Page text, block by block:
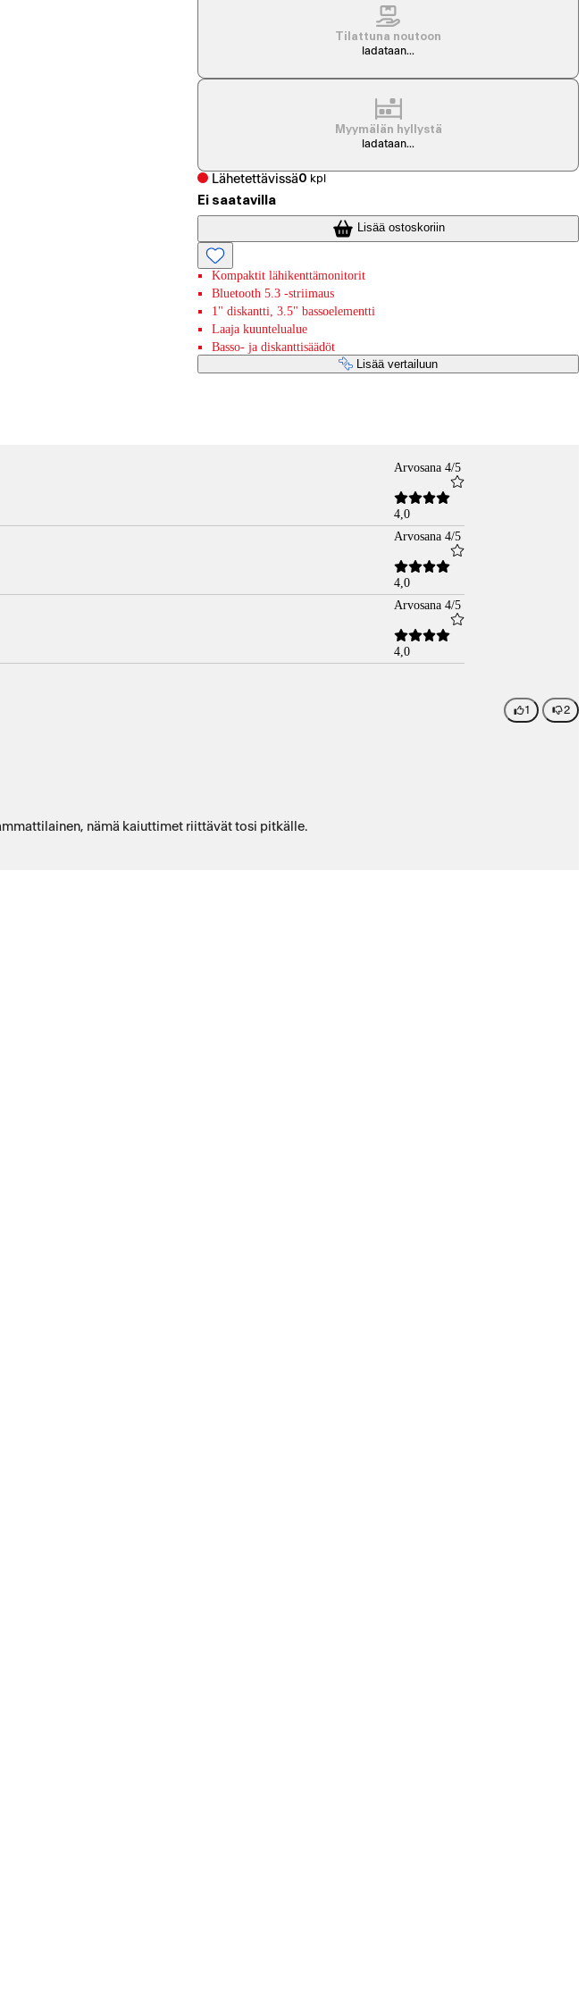
Tilattuna noutoon
ladataan...
Myymälän hyllystä
ladataan...
Lähetettävissä0 kpl
Ei saatavilla
Lisää ostoskoriin
Kompaktit lähikenttämonitorit
Bluetooth 5.3 -striimaus
1" diskantti, 3.5" bassoelementti
Laaja kuuntelualue
Basso- ja diskanttisäädöt
Lisää vertailuun
Arvosana 4/5
4,0
Arvosana 4/5
4,0
Arvosana 4/5
4,0
1 2
nämä kaiuttimet riittävät tosi pitkälle.